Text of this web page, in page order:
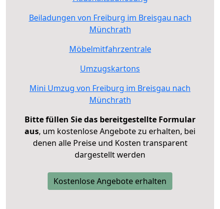
Beiladungen von Freiburg im Breisgau nach
Münchrath
Möbelmitfahrzentrale
Umzugskartons
Mini Umzug von Freiburg im Breisgau nach
Münchrath
Bitte füllen Sie das bereitgestellte Formular
aus, um kostenlose Angebote zu erhalten, bei
denen alle Preise und Kosten transparent
dargestellt werden
Kostenlose Angebote erhalten